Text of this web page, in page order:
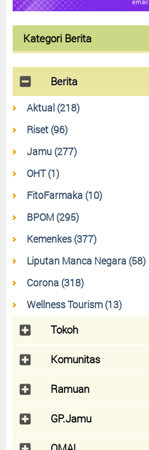
Kategori Berita
Berita
Aktual (218)
Riset (96)
Jamu (277)
OHT (1)
FitoFarmaka (10)
BPOM (295)
Kemenkes (377)
Liputan Manca Negara (58)
Corona (318)
Wellness Tourism (13)
Tokoh
Komunitas
Ramuan
GP.Jamu